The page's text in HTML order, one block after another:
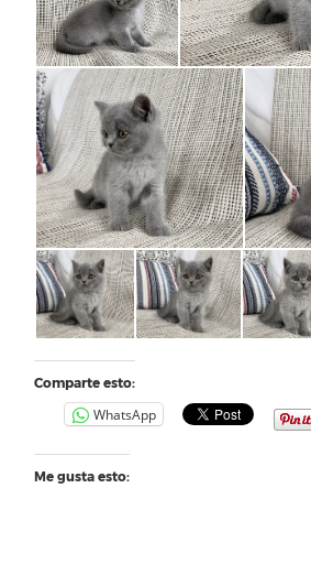
Comparte esto:
WhatsApp
Me gusta esto: